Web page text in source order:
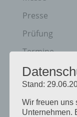
Presse
Prüfung
Termine
Vortagsreihe
Vorträge
Stand:
Wir freuen uns
Unternehmen.